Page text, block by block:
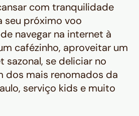
com tranquilidade
seu próximo voo
navegar na internet à
cafézinho, aproveitar um
sazonal, se deliciar no
dos mais renomados da
serviço kids e muito